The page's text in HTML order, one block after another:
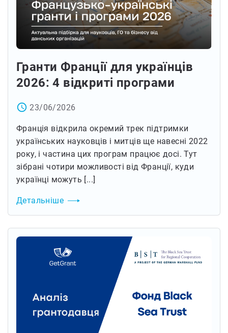
Гранти Франції для українців
2026: 4 відкриті програми
access_time 23/06/2026
Франція відкрила окремий трек підтримки
українських науковців і митців ще навесні 2022
року, і частина цих програм працює досі. Тут
зібрані чотири можливості від Франції, куди
українці можуть [...]
Детальніше